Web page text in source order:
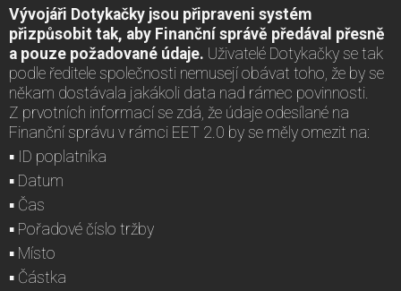
Vývojáři Dotykačky jsou připraveni systém
přizpůsobit tak, aby Finanční správě předával přesně
a pouze požadované údaje. Uživatelé Dotykačky se tak
podle ředitele společnosti nemusejí obávat toho, že by se
někam dostávala jakákoli data nad rámec povinnosti.
Z prvotních informací se zdá, že údaje odesílané na
Finanční správu v rámci EET 2.0 by se měly omezit na:
▪ ID poplatníka
▪ Datum
▪ Čas
▪ Pořadové číslo tržby
▪ Místo
▪ Částka